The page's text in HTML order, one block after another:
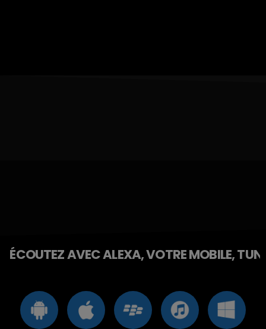
ÉCOUTEZ AVEC ALEXA, VOTRE MOBILE,